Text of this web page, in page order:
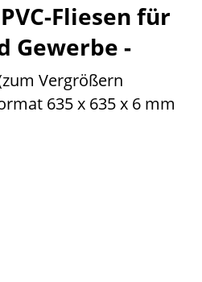
Fliesen für
Gewerbe -
Vergrößern
635 x 635 x 6 mm